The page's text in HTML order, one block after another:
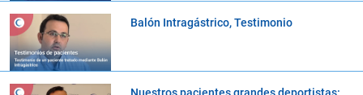
Balón Intragástrico, Testimonio